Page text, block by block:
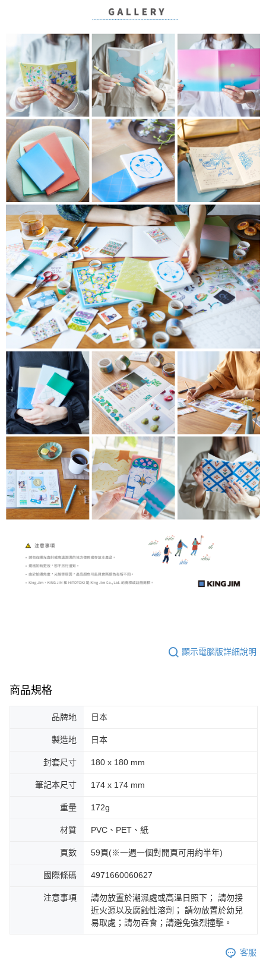
顯示電腦版詳細說明
商品規格
品牌地 日本
製造地 日本
封套尺寸 180 x 180 mm
筆記本尺寸 174 x 174 mm
重量 172g
材質 PVC、PET、紙
頁數 59頁(※一週一個對開頁可用約半年)
國際條碼 4971660060627
注意事項
請勿放置於潮濕處或高溫日照下； 請勿接
近火源以及腐蝕性溶劑； 請勿放置於幼兒
易取處；請勿吞食；請避免強烈撞擊。
客服